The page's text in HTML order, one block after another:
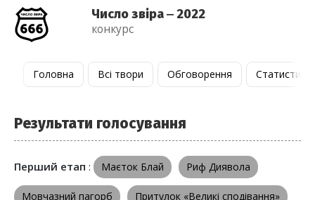
Число звіра ‒ 2022
конкурс
Головна Всі твори Обговорення Статистика
Результати голосування
Перший етап : Маєток Блай Риф Диявола
Мовчазний пагорб Притулок «Великі сподівання»